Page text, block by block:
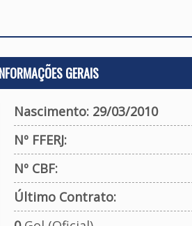
GERAIS
Nascimento: 29/03/2010
Nº FFERJ:
Nº CBF:
Último Contrato: